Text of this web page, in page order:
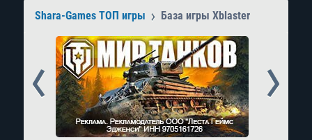
Shara-Games ТОП игры База игры Xblaster
Prev